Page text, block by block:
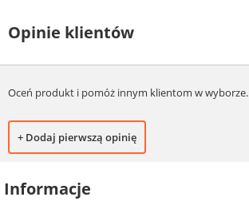
Opinie klientów
Oceń produkt i pomóż innym klientom w wyborze.
+ Dodaj pierwszą opinię
Informacje